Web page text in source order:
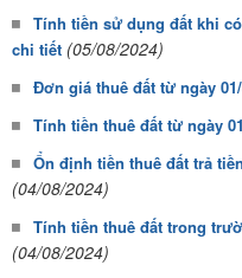
Tính tiền sử dụng đất khi
chi tiết (05/08/2024)
Đơn giá thuê đất từ ngày
Tính tiền thuê đất từ ngày
Ổn định tiền thuê đất trả
(04/08/2024)
Tính tiền thuê đất trong
(04/08/2024)